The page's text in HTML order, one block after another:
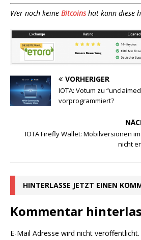
Wer noch keine Bitcoinshat kann diese
VORHERIGER
IOTA: Votum zu
vorprogrammiert?
IOTA Firefly Wallet: Mobilversionen
nicht
HINTERLASSE JETZT EINEN
Kommentar
E-Mail Adresse wird nicht veröffentlicht.